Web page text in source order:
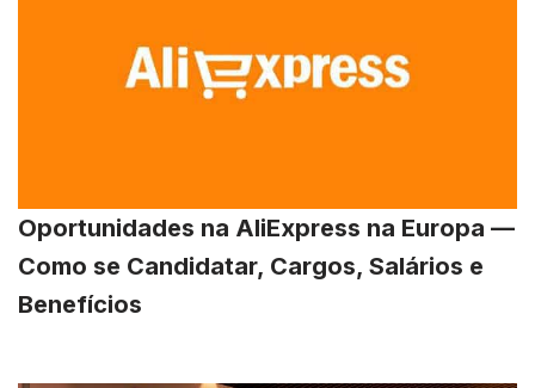
Oportunidades na AliExpress na Europa —
Como se Candidatar, Cargos, Salários e
Benefícios